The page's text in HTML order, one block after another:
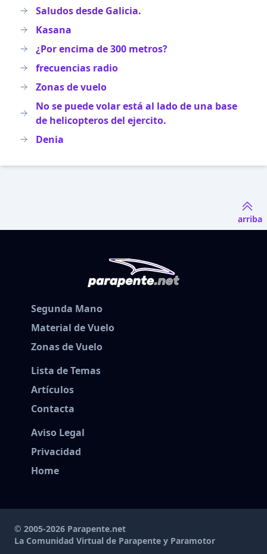
Saludos desde Galicia.
Kasana
¿Por encima de 300 metros?
frecuencias radio
Zonas de vuelo
No se puede volar está al lado de una base
de helicopteros del ejercito.
Denia
arriba
Segunda Mano
Material de Vuelo
Zonas de Vuelo
Lista de Temas
Artículos
Contacta
Aviso Legal
Privacidad
Home
© 2005-2026 Parapente.net
La Comunidad Virtual de Parapente y Paramotor